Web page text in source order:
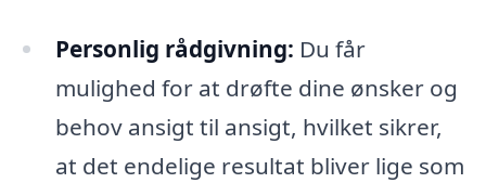
Personlig rådgivning: Du får
mulighed for at drøfte dine ønsker og
behov ansigt til ansigt, hvilket sikrer,
at det endelige resultat bliver lige som